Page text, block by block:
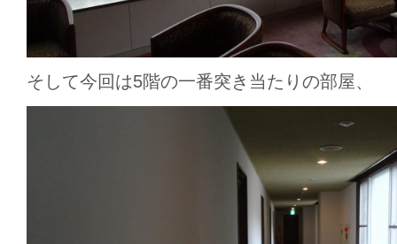
そして今回は5階の一番突き当たりの部屋、